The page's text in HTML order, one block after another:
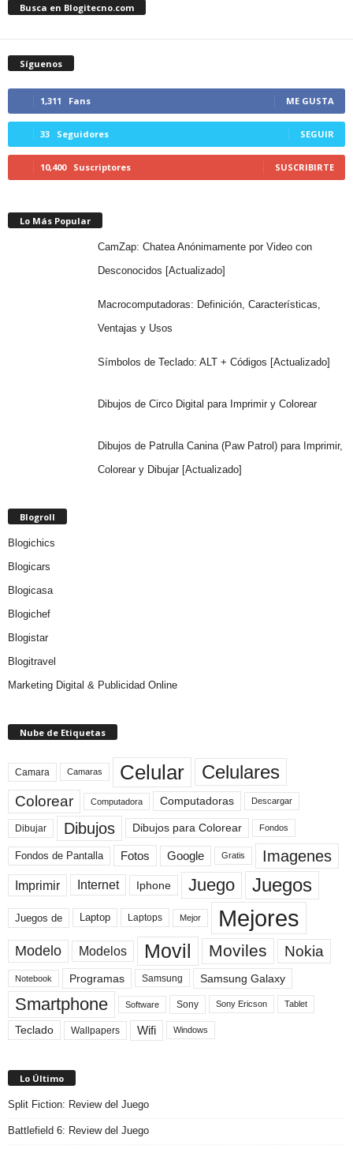
Busca en Blogitecno.com
Síguenos
1,311 Fans ME GUSTA
33 Seguidores SEGUIR
10,400 Suscriptores SUSCRIBIRTE
Lo Más Popular
CamZap: Chatea Anónimamente por Video con
Desconocidos [Actualizado]
Macrocomputadoras: Definición, Características,
Ventajas y Usos
Símbolos de Teclado: ALT + Códigos [Actualizado]
Dibujos de Circo Digital para Imprimir y Colorear
Dibujos de Patrulla Canina (Paw Patrol) para Imprimir,
Colorear y Dibujar [Actualizado]
Blogroll
Blogichics
Blogicars
Blogicasa
Blogichef
Blogistar
Blogitravel
Marketing Digital & Publicidad Online
Nube de Etiquetas
Camara Camaras Celular Celulares
Colorear Computadora Computadoras Descargar
Dibujar Dibujos Dibujos para Colorear Fondos
Fondos de Pantalla Fotos Google Gratis Imagenes
Imprimir Internet Iphone Juego Juegos
Juegos de Laptop Laptops Mejor Mejores
Modelo Modelos Movil Moviles Nokia
Notebook Programas Samsung Samsung Galaxy
Smartphone Software Sony Sony Ericson Tablet
Teclado Wallpapers Wifi Windows
Lo Último
Split Fiction: Review del Juego
Battlefield 6: Review del Juego